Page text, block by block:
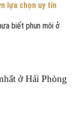
lựa chọn uy tín
biết phun môi ở